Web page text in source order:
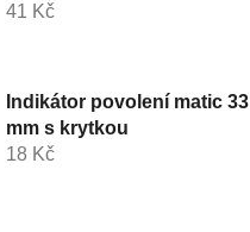
41 Kč
Indikátor povolení matic 33
mm s krytkou
18 Kč